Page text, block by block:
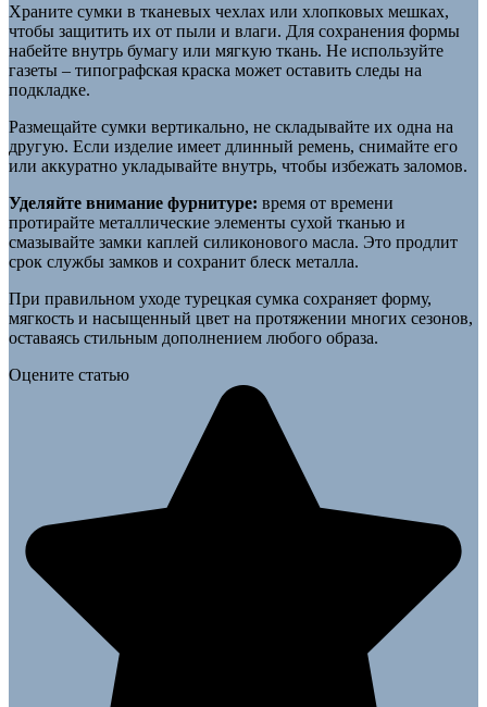
Храните сумки в тканевых чехлах или хлопковых мешках,
чтобы защитить их от пыли и влаги. Для сохранения формы
набейте внутрь бумагу или мягкую ткань. Не используйте
газеты – типографская краска может оставить следы на
подкладке.
Размещайте сумки вертикально, не складывайте их одна на
другую. Если изделие имеет длинный ремень, снимайте его
или аккуратно укладывайте внутрь, чтобы избежать заломов.
Уделяйте внимание фурнитуре: время от времени
протирайте металлические элементы сухой тканью и
смазывайте замки каплей силиконового масла. Это продлит
срок службы замков и сохранит блеск металла.
При правильном уходе турецкая сумка сохраняет форму,
мягкость и насыщенный цвет на протяжении многих сезонов,
оставаясь стильным дополнением любого образа.
Оцените статью